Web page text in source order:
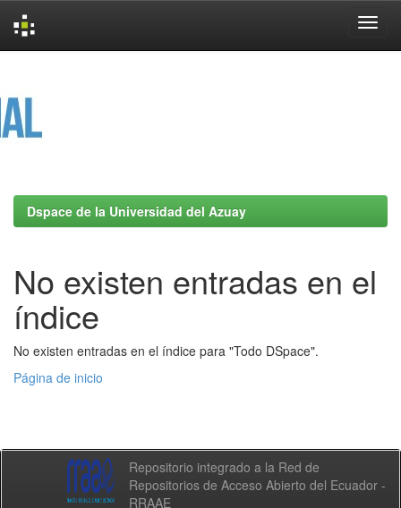
Dspace de la Universidad del Azuay
No existen entradas en el
índice
No existen entradas en el índice para "Todo DSpace".
Página de inicio
Repositorio integrado a la Red de
Repositorios de Acceso Abierto del Ecuador -
RRAAE